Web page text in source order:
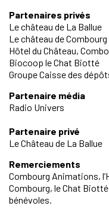
Partenaires privés
Le château de La Ballue
Le château de Combourg
Hôtel du Château,
Biocoop le Chat Biotté
Groupe Caisse des
Partenaire média
Radio Univers
Partenaire privé
Le Château de La Ballue
Remerciements
Combourg Animations,
Combourg, le Chat Biotté
bénévoles.